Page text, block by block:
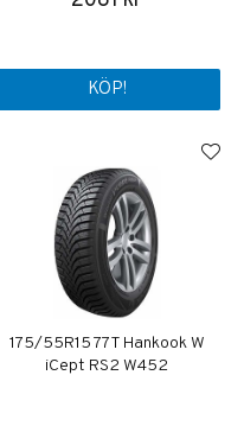
KÖP!
175/55R15 77T Hankook W
iCept RS2 W452